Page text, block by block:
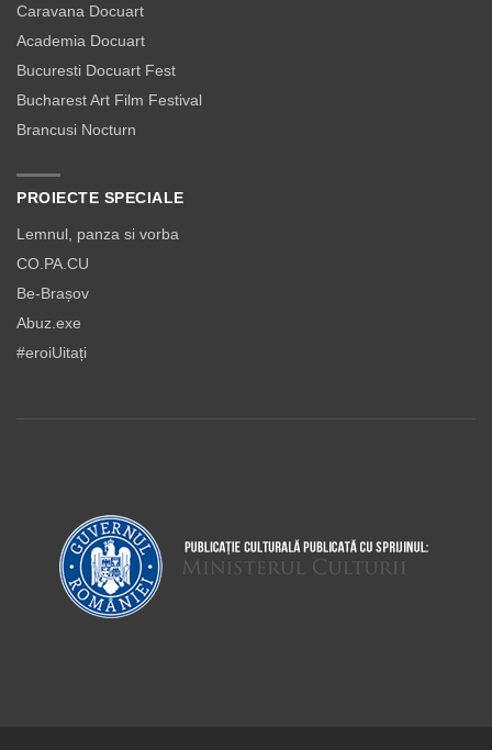
Caravana Docuart
Academia Docuart
Bucuresti Docuart Fest
Bucharest Art Film Festival
Brancusi Nocturn
PROIECTE SPECIALE
Lemnul, panza si vorba
CO.PA.CU
Be-Brașov
Abuz.exe
#eroiUitați